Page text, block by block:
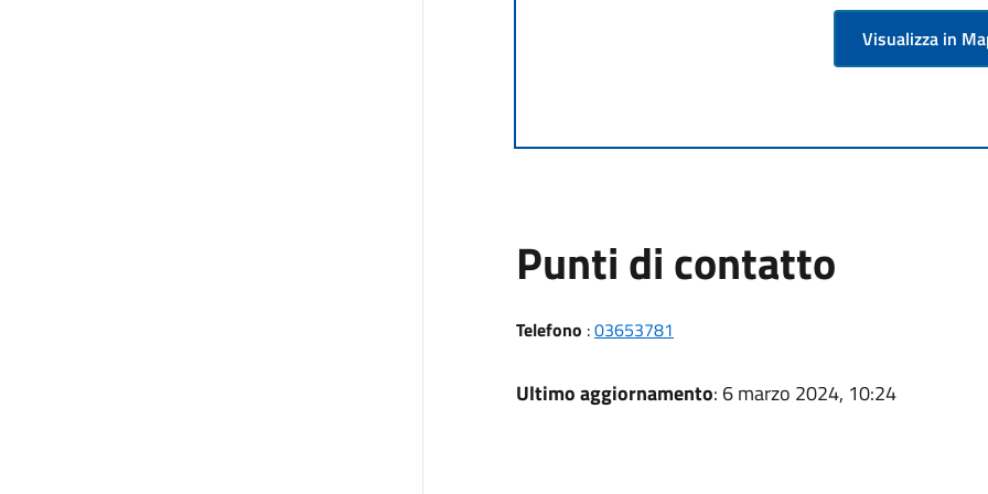
Visualizza in
Punti di contatto
Telefono :03653781
Ultimo aggiornamento: 6 marzo 2024, 10:24